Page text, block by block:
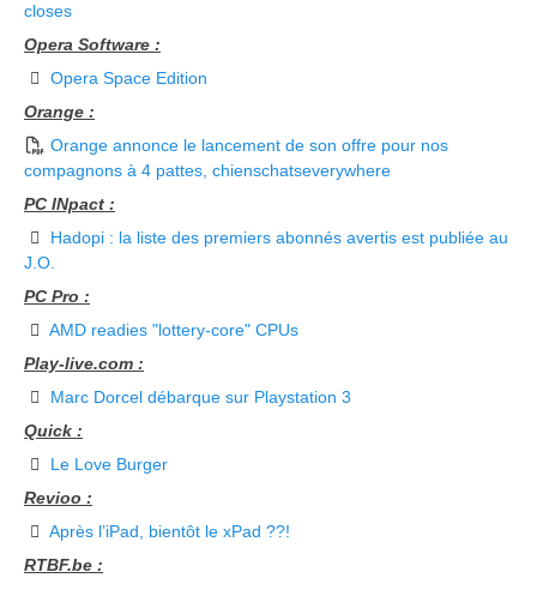
closes
Opera Software :
Opera Space Edition
Orange :
Orange annonce le lancement de son offre pour nos
compagnons à 4 pattes, chienschatseverywhere
PC INpact :
Hadopi : la liste des premiers abonnés avertis est publiée au
J.O.
PC Pro :
AMD readies "lottery-core" CPUs
Play-live.com :
Marc Dorcel débarque sur Playstation 3
Quick :
Le Love Burger
Revioo :
Après l’iPad, bientôt le xPad ??!
RTBF.be :